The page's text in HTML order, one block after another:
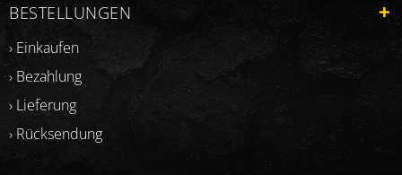
BESTELLUNGEN
› Einkaufen
› Bezahlung
› Lieferung
› Rücksendung